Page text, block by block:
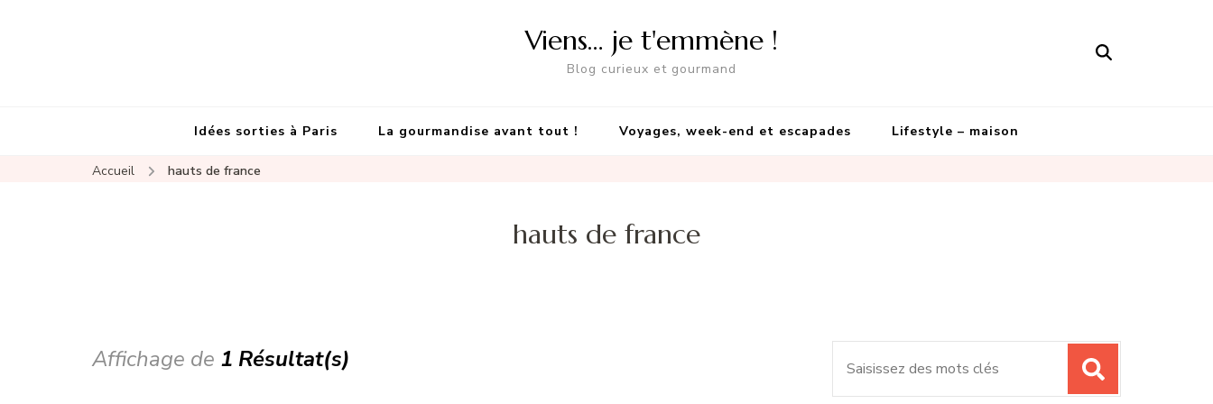
Viens… je t'emmène !
Blog curieux et gourmand
Idées sorties à Paris La gourmandise avant tout ! Voyages, week-end et escapades Lifestyle – maison
Accueil hauts de france
hauts de france
Affichage de 1 Résultat(s)